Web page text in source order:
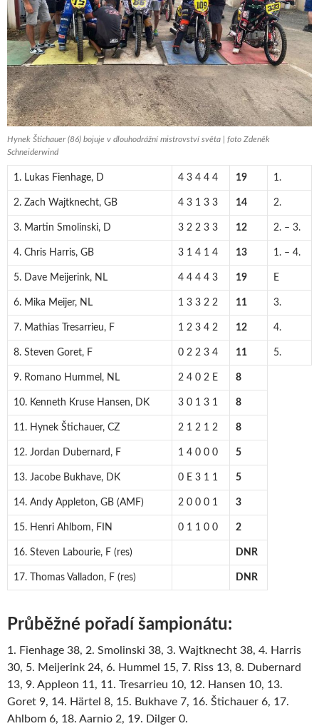
Hynek Štichauer (86) bojuje v dlouhodrážní mistrovství světa | foto Zdeněk
Schneiderwind
1. Lukas Fienhage, D 4 3 4 4 4 19 1.
2. Zach Wajtknecht, GB 4 3 1 3 3 14 2.
3. Martin Smolinski, D 3 2 2 3 3 12 2. – 3.
4. Chris Harris, GB 3 1 4 1 4 13 1. – 4.
5. Dave Meijerink, NL 4 4 4 4 3 19 E
6. Mika Meijer, NL 1 3 3 2 2 11 3.
7. Mathias Tresarrieu, F 1 2 3 4 2 12 4.
8. Steven Goret, F 0 2 2 3 4 11 5.
9. Romano Hummel, NL 2 4 0 2 E 8
10. Kenneth Kruse Hansen, DK 3 0 1 3 1 8
11. Hynek Štichauer, CZ 2 1 2 1 2 8
12. Jordan Dubernard, F 1 4 0 0 0 5
13. Jacobe Bukhave, DK 0 E 3 1 1 5
14. Andy Appleton, GB (AMF) 2 0 0 0 1 3
15. Henri Ahlbom, FIN 0 1 1 0 0 2
16. Steven Labourie, F (res) DNR
17. Thomas Valladon, F (res) DNR
Průběžné pořadí šampionátu:
1. Fienhage 38, 2. Smolinski 38, 3. Wajtknecht 38, 4. Harris
30, 5. Meijerink 24, 6. Hummel 15, 7. Riss 13, 8. Dubernard
13, 9. Appleon 11, 11. Tresarrieu 10, 12. Hansen 10, 13.
Goret 9, 14. Härtel 8, 15. Bukhave 7, 16. Štichauer 6, 17.
Ahlbom 6, 18. Aarnio 2, 19. Dilger 0.